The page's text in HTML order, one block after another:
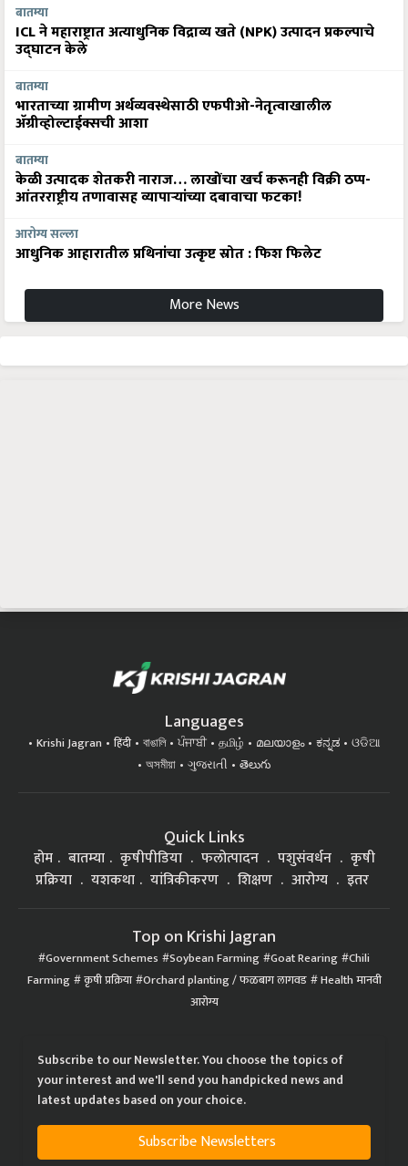
ICL ने महाराष्ट्रात अत्याधुनिक विद्राव्य खते (NPK) उत्पादन प्रकल्पाचे
उद्घाटन केले
भारताच्या ग्रामीण अर्थव्यवस्थेसाठी एफपीओ-नेतृत्वाखालील
अ‍ॅग्रीव्होल्टाईक्सची आशा
केळी उत्पादक शेतकरी नाराज… लाखोंचा खर्च करूनही विक्री ठप्प-
आंतरराष्ट्रीय तणावासह व्यापाऱ्यांच्या दबावाचा फटका!
आधुनिक आहारातील प्रथिनांचा उत्कृष्ट स्रोत : फिश फिलेट
More News
বাঙালি ਪੰਜਾਬੀ தமிழ்
অসমীয়া
ગુજરાતી తెలుగు
कृषीपीडिया फलोत्पादन
प्रक्रिया
यशकथा यांत्रिकीकरण शिक्षण आरोग्य इतर
Government Schemes Soybean Farming Goat Rearing
Farming कृषी प्रक्रिया Orchard planting / फळबाग लागवड Health मानवी
आरोग्य
your interest and we'll send you handpicked news and
latest updates based on your choice.
Subscribe Newsletters